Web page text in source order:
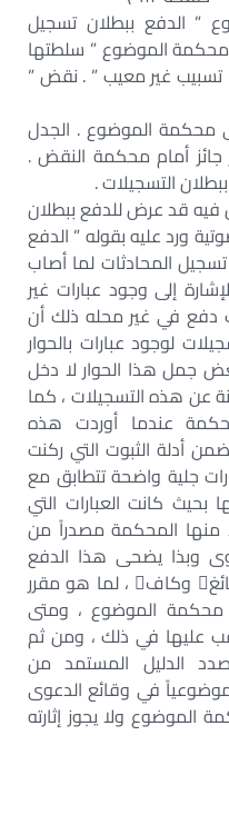
” الدفع ببطلان تسجيل
. محكمة الموضوع ” سلطتها
. تسبيب غير معيب ” . نقض ”
محكمة الموضوع . الجدل
جائز أمام محكمة النقض .
التسجيلات .
فيه قد عرض للدفع ببطلان
ورد عليه بقوله ” الدفع
المحادثات لما أصاب
إلى وجود عبارات غير
في غير محله ذلك أن
لوجود عبارات بالحوار
جمل هذا الحوار لا دخل
عن هذه التسجيلات ، كما
عندما أوردت هذه
أدلة الثبوت التي ركنت
جلية واضحة تتطابق مع
بحيث كانت العبارات التي
منها المحكمة مصدراً من
وبذا يضحى هذا الدفع
مرفوضاً ” ، وهو من الحكم رد سائغ وكاف ، لما هو مقرر
محكمة الموضوع ، ومتى
عليها في ذلك ، ومن ثم
الدليل المستمد من
في وقائع الدعوى
الموضوع ولا يجوز إثارته